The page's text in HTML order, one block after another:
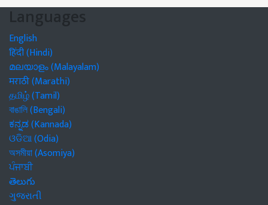
Languages
English
हिंदी (Hindi)
മലയാളം (Malayalam)
मराठी (Marathi)
தமிழ் (Tamil)
বাঙালি (Bengali)
ಕನ್ನಡ (Kannada)
ଓଡିଆ (Odia)
অসমীয়া (Asomiya)
ਪੰਜਾਬੀ
తెలుగు
ગુજરાતી